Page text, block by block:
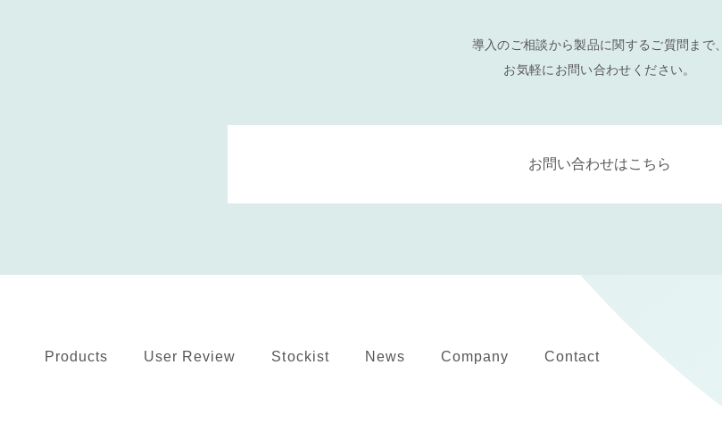
導入のご相談から製品に関するご質問まで、
お気軽にお問い合わせください。
お問い合わせはこちら
Products User Review Stockist News Company Contact